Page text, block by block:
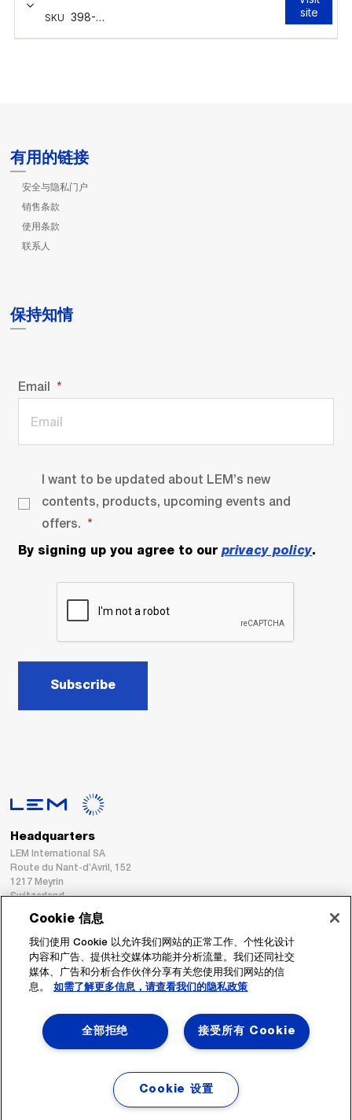
有用的链接
安全与隐私门户
销售条款
使用条款
联系人
保持知情
Email
I want to be updated about LEM’s new
contents, products, upcoming events and
offers.
By signing up you agree to our privacy policy.
Subscribe
Headquarters
LEM International SA
Route du Nant-d’Avril, 152
1217 Meyrin
Switzerland
Fax : +41 22 794 94 78
Cookie 信息
我们使用 Cookie 以允许我们网站的正常工作、个性化设计
内容和广告、提供社交媒体功能并分析流量。我们还同社交
媒体、广告和分析合作伙伴分享有关您使用我们网站的信
息。
如需了解更多信息，请查看我们的隐私政策
接受所有 Cookie
全部拒绝
Cookie 设置